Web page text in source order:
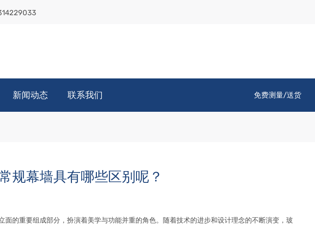
新闻动态 联系我们 免费测量/送货
规幕墙具有哪些区别呢？
面的重要组成部分，扮演着美学与功能并重的角色。随着技术的进步和设计理念的不断演变，玻